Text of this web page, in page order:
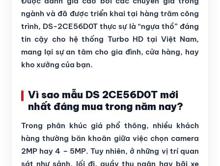
ngành và đã được triển khai tại hàng trăm công
trình, DS-2CE56D0T thực sự là “ngựa thồ” đáng
tin cậy cho hệ thống Turbo HD tại Việt Nam,
mang lại sự an tâm cho gia đình, cửa hàng, hay
kho xưởng của bạn.
Vì sao mẫu DS 2CE56D0T mới
nhất đáng mua trong năm nay?
Trong phân khúc giá phổ thông, nhiều khách
hàng thường băn khoăn giữa việc chọn camera
2MP hay 4 – 5MP. Tuy nhiên, ở những vị trí quan
sát như sảnh, lối đi, quầy thu ngân hay bãi xe